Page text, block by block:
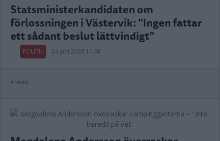
Statsministerkandidaten om
förlossningen i Västervik: ”Ingen fattar
ett sådant beslut lättvindigt”
POLITIK 24 juni 2026 11.00
Annons: